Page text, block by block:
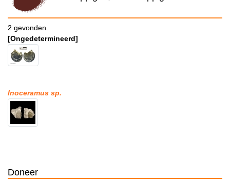
2 gevonden.
[Ongedetermineerd]
Inoceramus sp.
Doneer